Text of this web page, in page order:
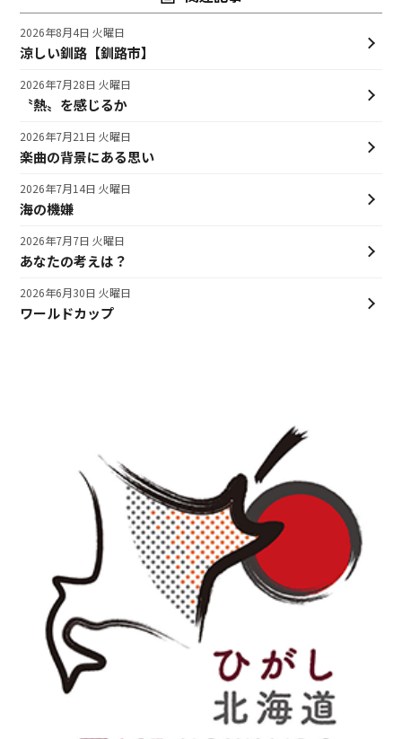
涼しい釧路【釧路市】
2026年8月4日 火曜日
〝熱〟を感じるか
2026年7月28日 火曜日
楽曲の背景にある思い
2026年7月21日 火曜日
海の機嫌
2026年7月14日 火曜日
あなたの考えは？
2026年7月7日 火曜日
ワールドカップ
2026年6月30日 火曜日